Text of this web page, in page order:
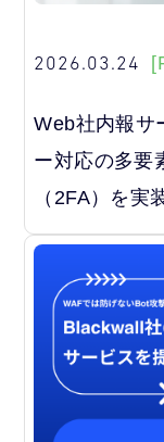
2026.03.24
Web社内報サ
ー対応の多要
（2FA）を実